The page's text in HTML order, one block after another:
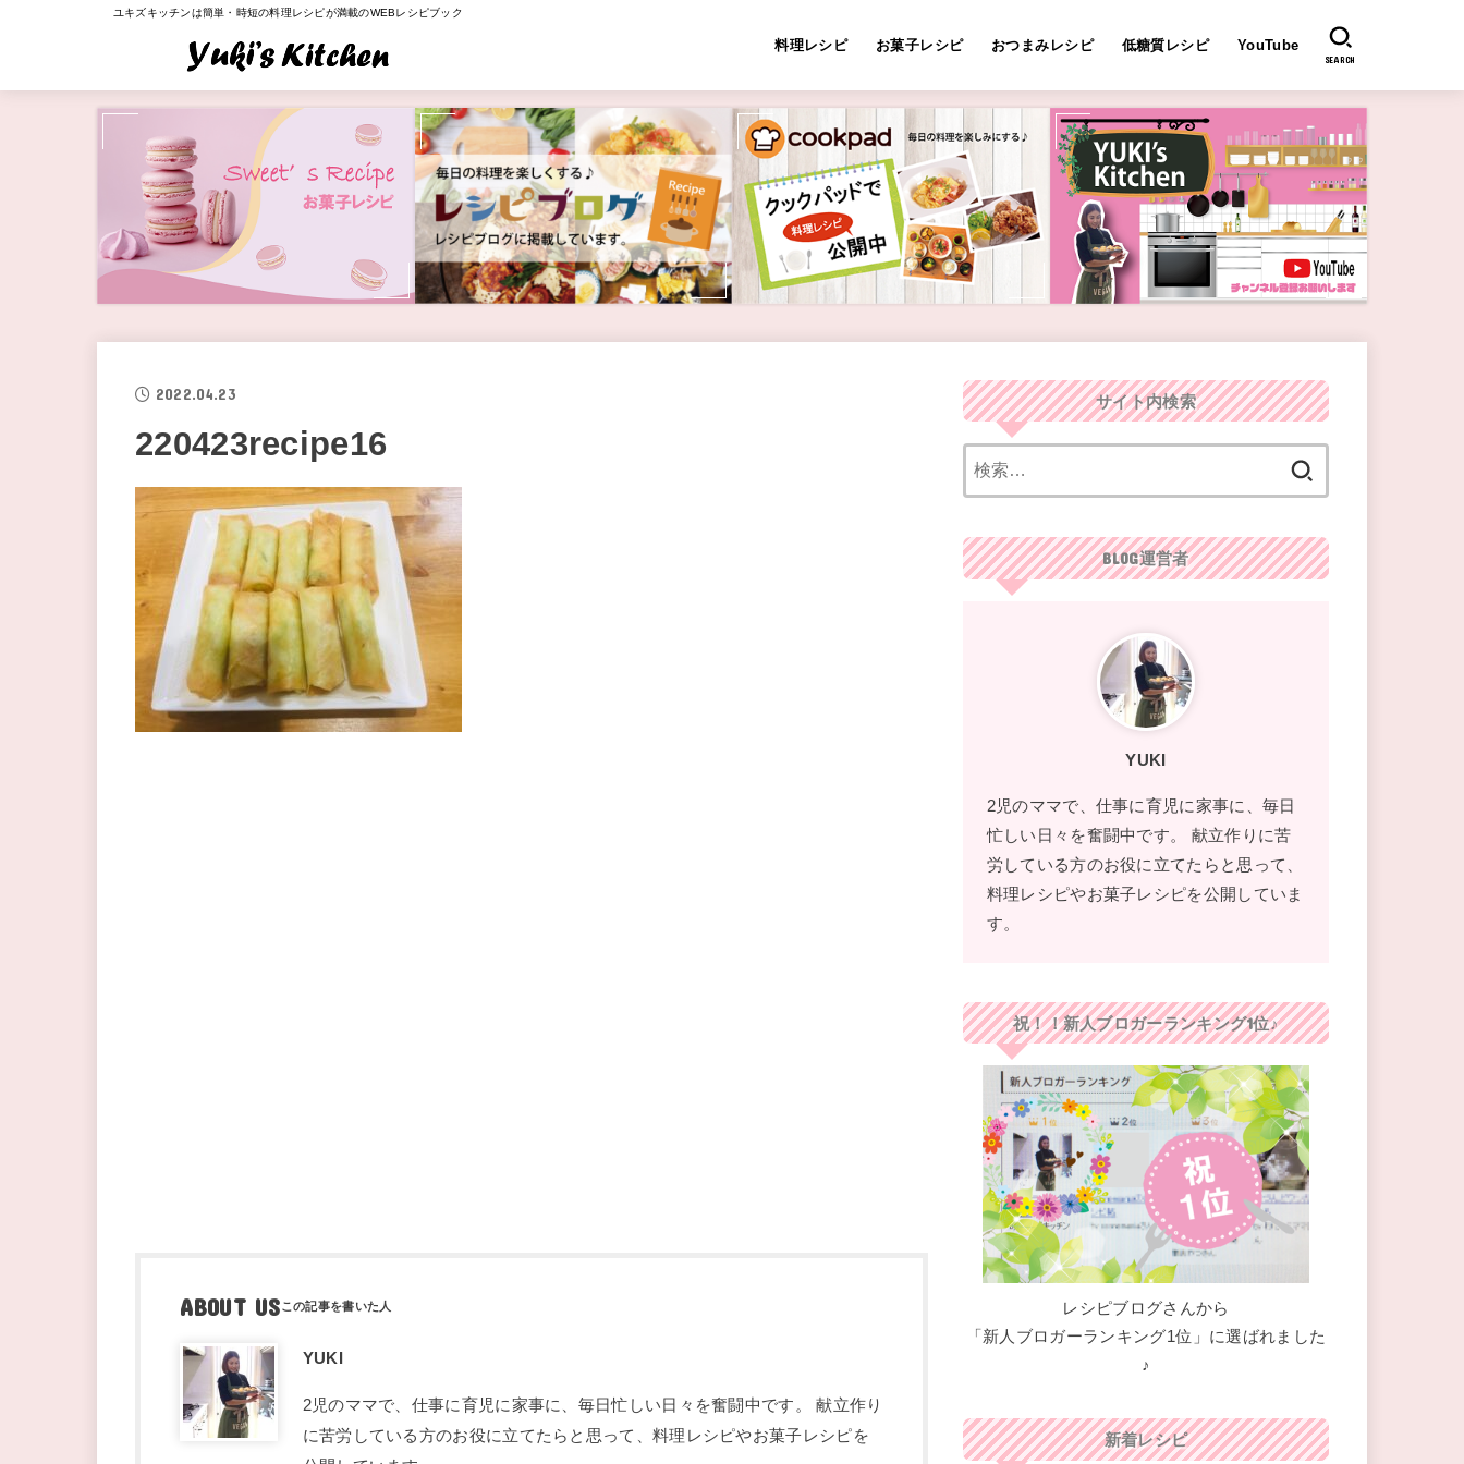
ユキズキッチンは簡単・時短の料理レシピが満載のWEBレシピブック
料理レシピ お菓子レシピ おつまみレシピ 低糖質レシピ YouTube
SEARCH
2022.04.23
220423recipe16
ABOUT US
YUKI
2児のママで、仕事に育児に家事に、毎日忙しい日々を奮闘中です。 献立作り
に苦労している方のお役に立てたらと思って、料理レシピやお菓子レシピを
サイト内検索
BLOG運営者
YUKI
2児のママで、仕事に育児に家事に、毎日
忙しい日々を奮闘中です。 献立作りに苦
労している方のお役に立てたらと思って、
料理レシピやお菓子レシピを公開していま
す。
祝！！新人ブロガーランキング1位♪
レシピブログさんから
「新人ブロガーランキング1位」に選ばれました
♪
新着レシピ